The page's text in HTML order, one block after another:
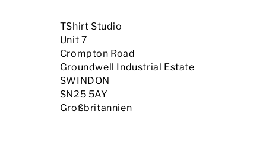
TShirt Studio
Unit 7
Crompton Road
Groundwell Industrial Estate
SWINDON
SN25 5AY
Großbritannien